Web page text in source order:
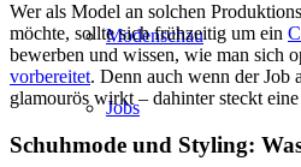
Modenschau
Jobs
Wer als Model an solchen
möchte, sollte sich frühzeitig um ein
bewerben und wissen, wie man sich
vorbereitet. Denn auch wenn der Job
glamourös wirkt – dahinter steckt
Schuhmode und Styling: